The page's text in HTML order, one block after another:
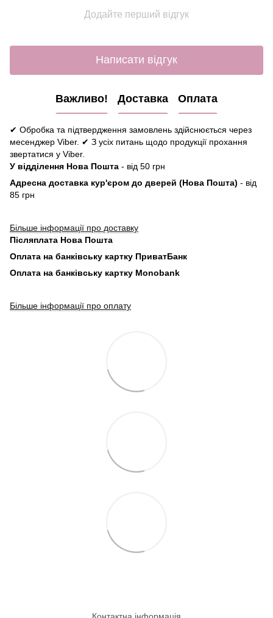
Додайте перший відгук
Написати відгук
Важливо! Доставка Оплата
✔ Обробка та підтвердження замовлень здійснюється через
месенджер Viber. ✔ З усіх питань щодо продукції прохання
звертатися у Viber.
У відділення Нова Пошта - від 50 грн
Адресна доставка кур'єром до дверей (Нова Пошта) - від
85 грн
Більше інформації про доставку
Післяплата Нова Пошта
Оплата на банківську картку ПриватБанк
Оплата на банківську картку Monobank
Більше інформації про оплату
Контактна інформація